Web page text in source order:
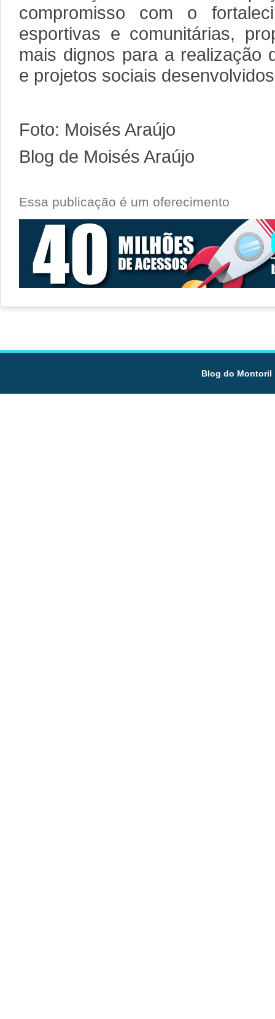
compromisso com o
esportivas e comunitárias,
mais dignos para a realização
e projetos sociais
Foto: Moisés Araújo
Blog de Moisés Araújo
Essa publicação é um oferecimento
Blog do Montoril